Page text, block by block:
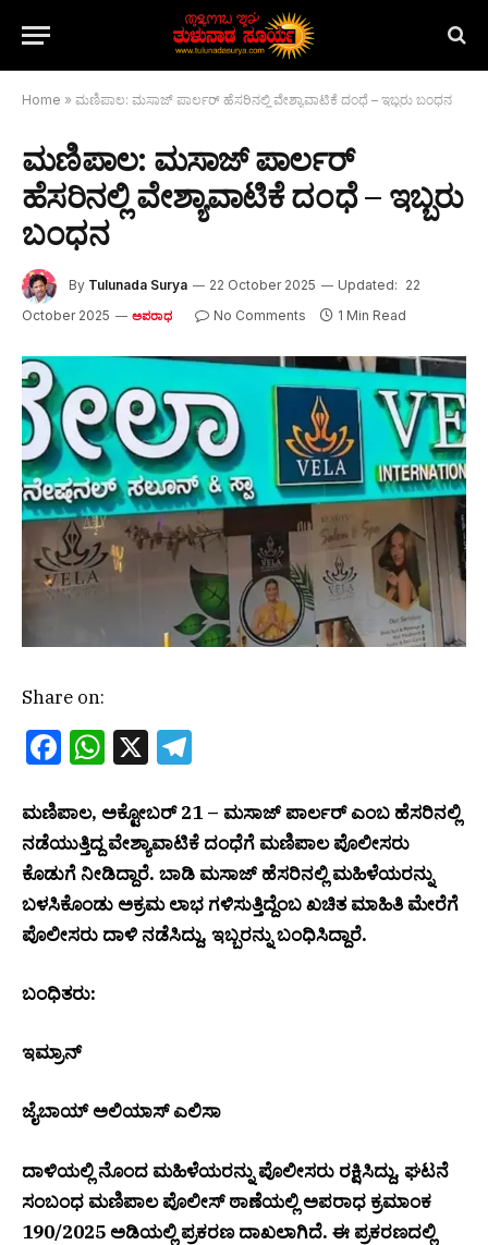
Home » ಮಣಿಪಾಲ: ಮಸಾಜ್ ಪಾರ್ಲರ್ ಹೆಸರಿನಲ್ಲಿ ವೇಶ್ಯಾವಾಟಿಕೆ ದಂಧೆ – ಇಬ್ಬರು ಬಂಧನ
ಮಣಿಪಾಲ: ಮಸಾಜ್ ಪಾರ್ಲರ್
ಹೆಸರಿನಲ್ಲಿ ವೇಶ್ಯಾವಾಟಿಕೆ ದಂಧೆ – ಇಬ್ಬರು
ಬಂಧನ
By Tulunada Surya 22 October 2025 Updated: 22
October 2025
ಅಪರಾಧ No Comments 1 Min Read
Share on:
Facebook
WhatsApp
X
ಮಣಿಪಾಲ, ಅಕ್ಟೋಬರ್ 21 – ಮಸಾಜ್ ಪಾರ್ಲರ್‌ ಎಂಬ ಹೆಸರಿನಲ್ಲಿ
ನಡೆಯುತ್ತಿದ್ದ ವೇಶ್ಯಾವಾಟಿಕೆ ದಂಧೆಗೆ ಮಣಿಪಾಲ ಪೊಲೀಸರು
ಕೊಡುಗೆ ನೀಡಿದ್ದಾರೆ. ಬಾಡಿ ಮಸಾಜ್ ಹೆಸರಿನಲ್ಲಿ ಮಹಿಳೆಯರನ್ನು
ಬಳಸಿಕೊಂಡು ಅಕ್ರಮ ಲಾಭ ಗಳಿಸುತ್ತಿದ್ದೆಂಬ ಖಚಿತ ಮಾಹಿತಿ ಮೇರೆಗೆ
ಪೊಲೀಸರು ದಾಳಿ ನಡೆಸಿದ್ದು, ಇಬ್ಬರನ್ನು ಬಂಧಿಸಿದ್ದಾರೆ.
ಬಂಧಿತರು:
ಇಮ್ರಾನ್
ಜೈಬಾಯ್ ಅಲಿಯಾಸ್ ಎಲಿಸಾ
ದಾಳಿಯಲ್ಲಿ ನೊಂದ ಮಹಿಳೆಯರನ್ನು ಪೊಲೀಸರು ರಕ್ಷಿಸಿದ್ದು, ಘಟನೆ
ಸಂಬಂಧ ಮಣಿಪಾಲ ಪೊಲೀಸ್ ಠಾಣೆಯಲ್ಲಿ ಅಪರಾಧ ಕ್ರಮಾಂಕ
190/2025 ಅಡಿಯಲ್ಲಿ ಪ್ರಕರಣ ದಾಖಲಾಗಿದೆ. ಈ ಪ್ರಕರಣದಲ್ಲಿ